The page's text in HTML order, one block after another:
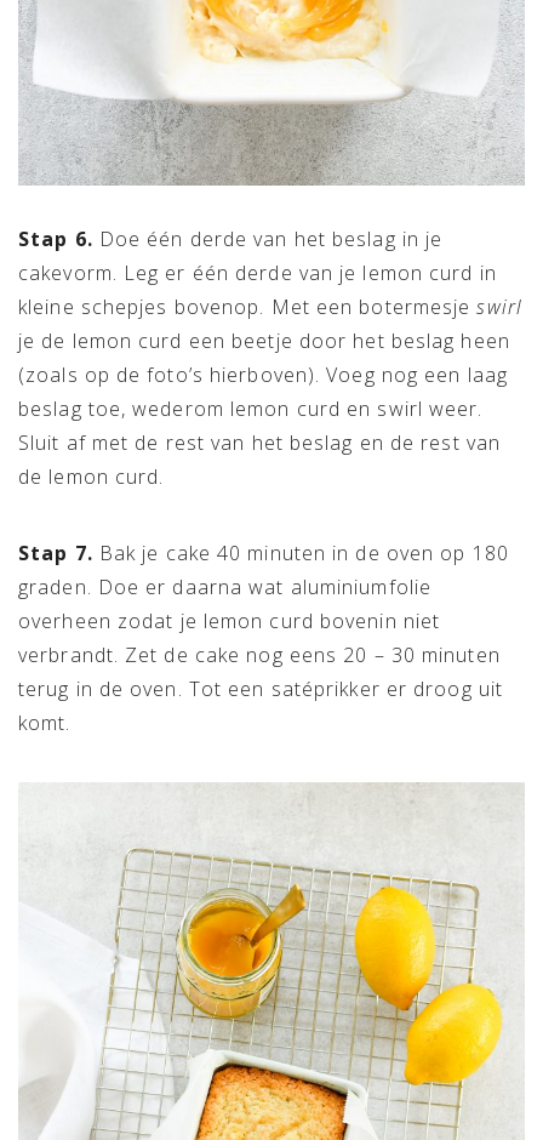
Stap 6. Doe één derde van het beslag in je
cakevorm. Leg er één derde van je lemon curd in
kleine schepjes bovenop. Met een botermesjeswirl
je de lemon curd een beetje door het beslag heen
(zoals op de foto’s hierboven). Voeg nog een laag
beslag toe, wederom lemon curd en swirl weer.
Sluit af met de rest van het beslag en de rest van
de lemon curd.
Stap 7. Bak je cake 40 minuten in de oven op 180
graden. Doe er daarna wat aluminiumfolie
overheen zodat je lemon curd bovenin niet
verbrandt. Zet de cake nog eens 20 – 30 minuten
terug in de oven. Tot een satéprikker er droog uit
komt.